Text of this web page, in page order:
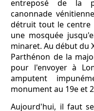
entreposé de la
canonnade
détruit tout le centre
une mosquée
minaret. Au début du
Parthénon de la
pour l'envoyer à
amputent
monument au 19e et
Aujourd'hui, il faut